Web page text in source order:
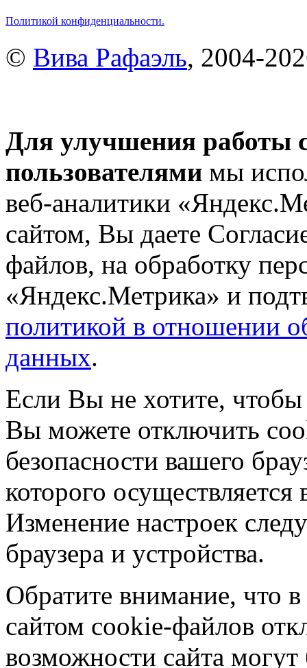
Политикой конфиденциальности.
© Вива Рафаэль, 2004-
Для улучшения работы
пользователями мы
веб-аналитики
сайтом, Вы даете
файлов, на обработку
«Яндекс.Метрика» и
политикой в отношении
данных.
Если Вы не хотите,
Вы можете отключить
безопасности вашего
которого
Изменение настроек
браузера и устройства.
Обратите внимание, что в
сайтом cookie-файлов
возможности сайта